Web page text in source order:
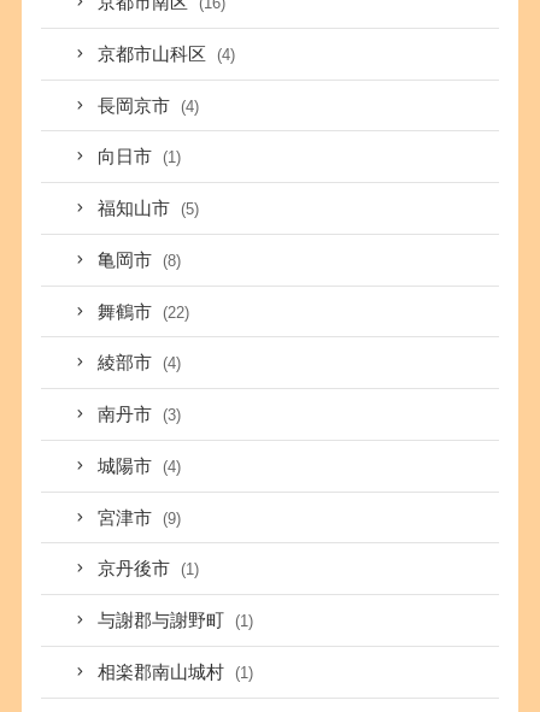
京都市山科区 (4)
長岡京市 (4)
向日市 (1)
福知山市 (5)
亀岡市 (8)
舞鶴市 (22)
綾部市 (4)
南丹市 (3)
城陽市 (4)
宮津市 (9)
京丹後市 (1)
与謝郡与謝野町 (1)
相楽郡南山城村 (1)